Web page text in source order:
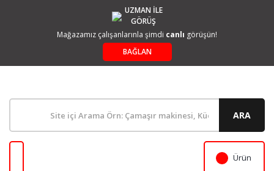
UZMAN İLE
GÖRÜŞ
Mağazamız çalışanlarınla şimdi canlı görüşün!
BAĞLAN
ARA
Ürün